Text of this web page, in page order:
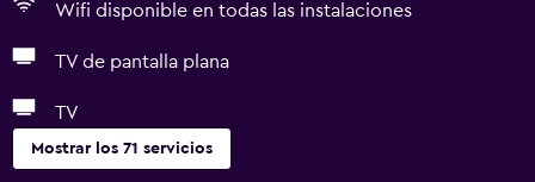
Wifi disponible en todas las instalaciones
TV de pantalla plana
TV
Mostrar los 71 servicios